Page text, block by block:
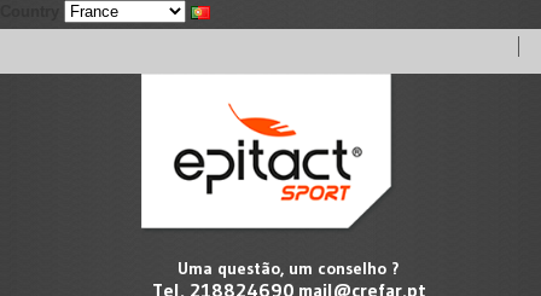
Uma questão, um conselho ?
Tel. 218824690 mail@crefar.pt